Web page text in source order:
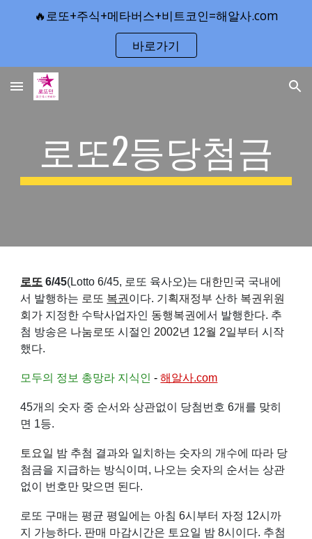
Skip to main content Skip to navigation
🔥로또+주식+메타버스+비트코인=해알사.com
바로가기
로또2등당첨금
로또 6/45(Lotto 6/45, 로또 육사오)는대한민국 국내에
서 발행하는 로또 복권 이다. 기획재정부 산하 복권위원
회 가 지정한 수탁사업자인 동행복권 에서 발행한다. 추
첨 방송은 나눔로또 시절인 2002년 12월 2일부터 시작
했다.
모두의 정보 총망라 지식인 -해알사.com
45개의 숫자 중 순서와 상관없이 당첨번호 6개를 맞히
면 1등.
토요일 밤 추첨 결과와 일치하는 숫자의 개수에 따라 당
첨금을 지급하는 방식이며, 나오는 숫자의 순서는 상관
없이 번호만 맞으면 된다.
로또 구매는 평균 평일에는 아침 6시부터 자정 12시까
지 가능하다. 판매 마감시간은 토요일 밤 8시이다. 추첨